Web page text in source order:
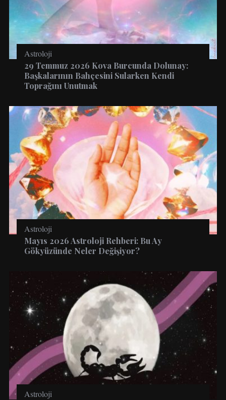
Astroloji
29 Temmuz 2026 Kova Burcunda Dolunay:
Başkalarının Bahçesini Sularken Kendi
Toprağını Unutmak
Astroloji
Mayıs 2026 Astroloji Rehberi: Bu Ay
Gökyüzünde Neler Değişiyor?
Astroloji